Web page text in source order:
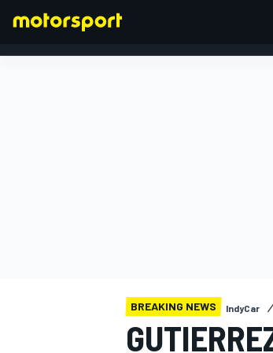
BREAKING NEWS IndyCar